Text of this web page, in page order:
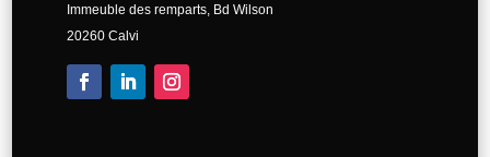
Immeuble des remparts, Bd Wilson
20260 Calvi